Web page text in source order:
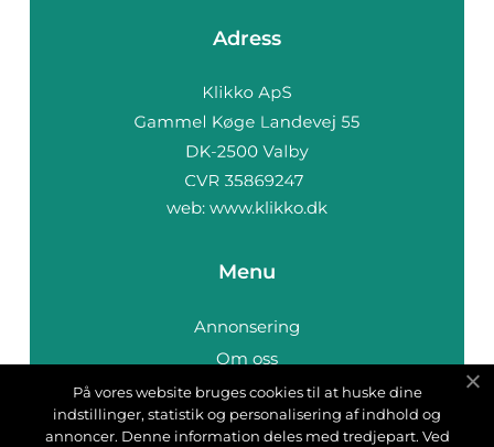
Adress
web: www.klikko.dk
Menu
Annonsering
Om oss
Cookies
Kontakta oss
På vores website bruges cookies til at huske dine
indstillinger, statistik og personalisering af indhold og
annoncer. Denne information deles med tredjepart. Ved